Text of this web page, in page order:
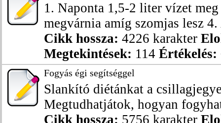
1. Naponta 1,5-2 liter vízet
megvárnia amíg szomjas lesz
Cikk hossza: 4226 karakter
Megtekintések: 114 Értékelés:
Fogyás égi segítséggel
Slankító diétánkat a
Megtudhatjátok, hogyan
Cikk hossza: 5756 karakter